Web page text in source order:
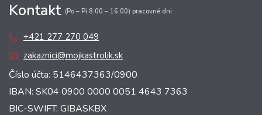
Kontakt (Po – Pi 8:00 – 16:00) pracovné dni
+421 277 270 049
zakaznici@mojkastrolik.sk
Číslo účta: 5146437363/0900
IBAN: SK04 0900 0000 0051 4643 7363
BIC-SWIFT: GIBASKBX